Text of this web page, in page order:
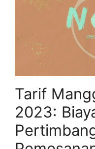
Tarif
2023: